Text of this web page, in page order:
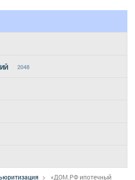
2048
«ДОМ.РФ ипотечный